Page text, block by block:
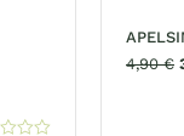
4,90€